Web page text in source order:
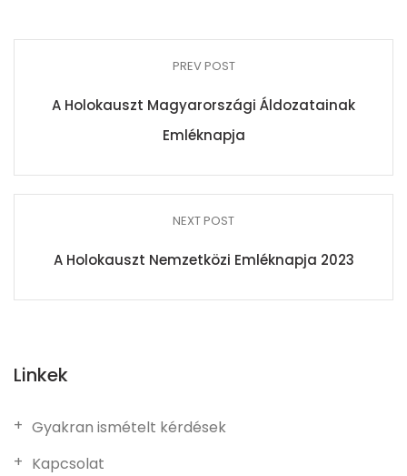
PREV POST
A Holokauszt Magyarországi Áldozatainak
Emléknapja
NEXT POST
A Holokauszt Nemzetközi Emléknapja 2023
Linkek
Gyakran ismételt kérdések
Kapcsolat